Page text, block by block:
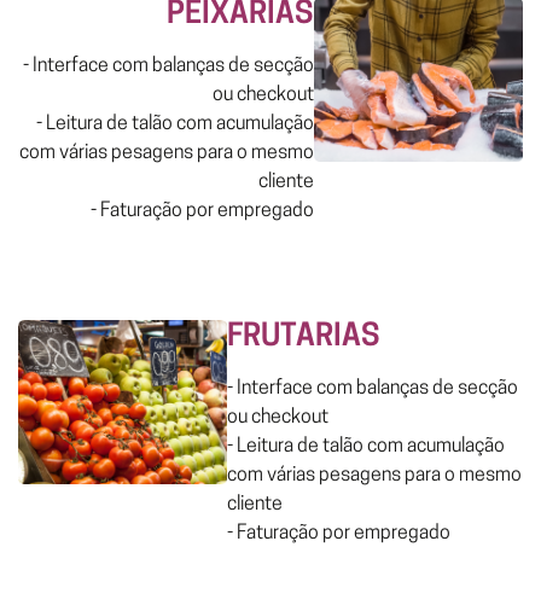
PEIXARIAS
- Interface com balanças de secção
ou checkout
- Leitura de talão com acumulação
com várias pesagens para o mesmo
cliente
- Faturação por empregado
FRUTARIAS
- Interface com balanças de secção
ou checkout
- Leitura de talão com acumulação
com várias pesagens para o mesmo
cliente
- Faturação por empregado